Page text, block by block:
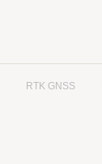
RTK GNSS